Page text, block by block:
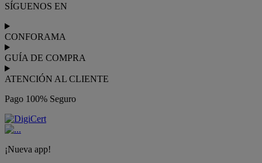
SÍGUENOS EN
CONFORAMA
GUÍA DE COMPRA
ATENCIÓN AL CLIENTE
Pago 100% Seguro
¡Nueva app!